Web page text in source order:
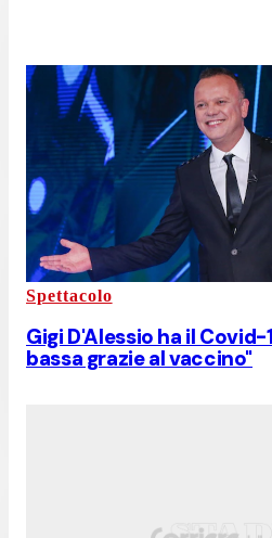
Spettacolo
Gigi D'Alessio ha il
bassa grazie al vaccino"